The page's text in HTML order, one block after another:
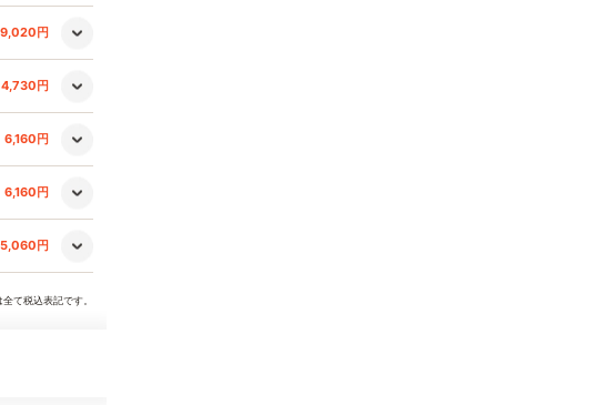
9,020円
4,730円
6,160円
6,160円
5,060円
て税込表記です。